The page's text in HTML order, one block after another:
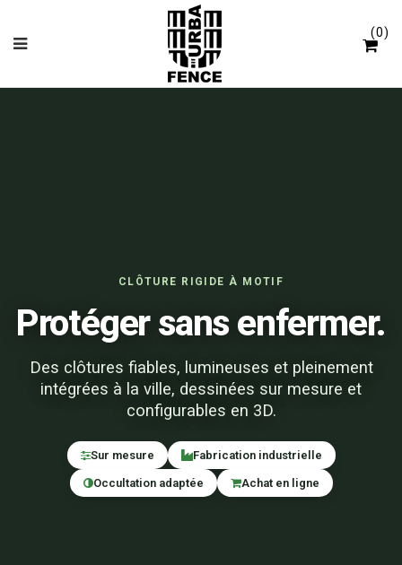
0
CLÔTURE RIGIDE À MOTIF
Protéger sans enfermer.
Des clôtures fiables, lumineuses et pleinement
intégrées à la ville, dessinées sur mesure et
configurables en 3D.
Sur mesure Fabrication industrielle
Occultation adaptée Achat en ligne
Panneau de gestion des cookies